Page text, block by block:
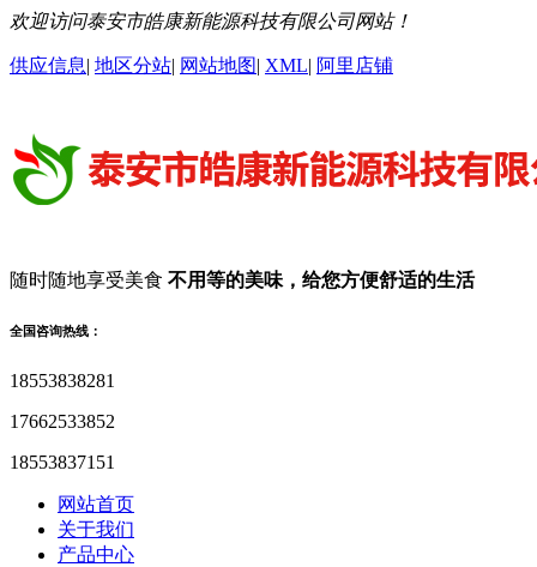
欢迎访问泰安市皓康新能源科技有限公司网站！
供应信息| 地区分站| 网站地图| XML| 阿里店铺
随时随地享受美食 不用等的美味，给您方便舒适的生活
全国咨询热线：
18553838281
17662533852
18553837151
网站首页
关于我们
产品中心